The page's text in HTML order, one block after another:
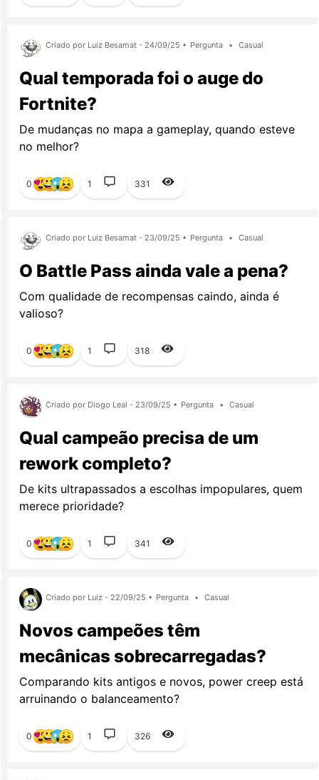
Criado por Luiz Besamat - 24/09/25 • Pergunta • Casual
Qual temporada foi o auge do
Fortnite?
De mudanças no mapa a gameplay, quando esteve
no melhor?
0 1 331
Criado por Luiz Besamat - 23/09/25 • Pergunta • Casual
O Battle Pass ainda vale a pena?
Com qualidade de recompensas caindo, ainda é
valioso?
0 1 318
Criado por Diogo Leal - 23/09/25 • Pergunta • Casual
Qual campeão precisa de um
rework completo?
De kits ultrapassados a escolhas impopulares, quem
merece prioridade?
0 1 341
Criado por Luiz - 22/09/25 • Pergunta • Casual
Novos campeões têm
mecânicas sobrecarregadas?
Comparando kits antigos e novos, power creep está
arruinando o balanceamento?
0 1 326